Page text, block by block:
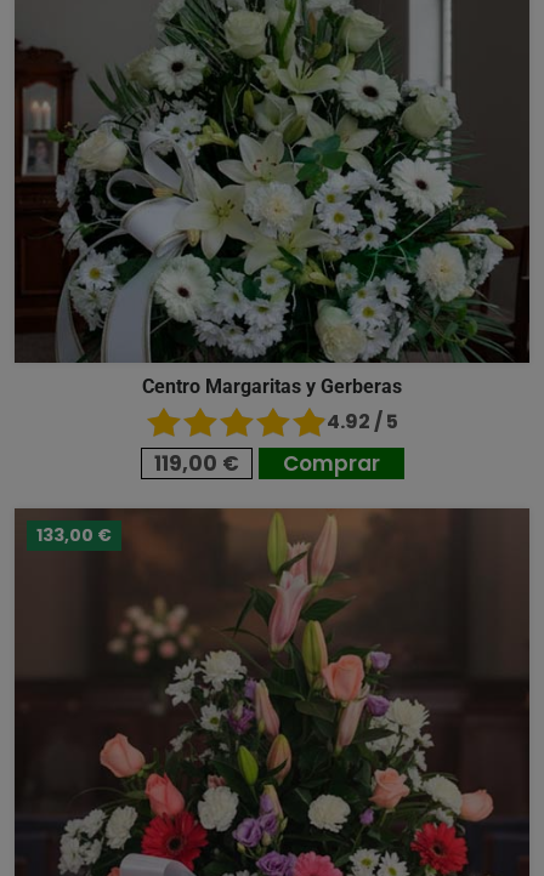
Centro Margaritas y Gerberas
4.92 / 5
119,00 € Comprar
133,00 €